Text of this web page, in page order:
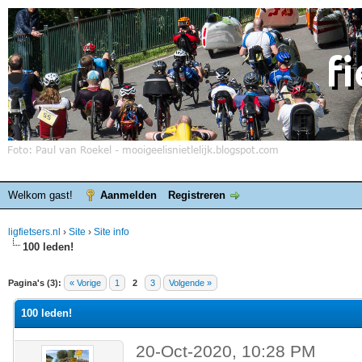
Welkom gast! Aanmelden Registreren
ligfietsers.nl › Site › Site info
100 leden!
Pagina's (3): « Vorige 1 2 3 Volgende »
waardering is 0
100 leden!
20-Oct-2020, 10:28 PM